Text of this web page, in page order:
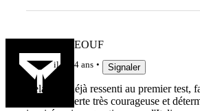
RUGBYDEOUF
il y a 4 ans Signaler
Cela s'est déjà ressenti au premier test,
Nippone, certe très courageuse et